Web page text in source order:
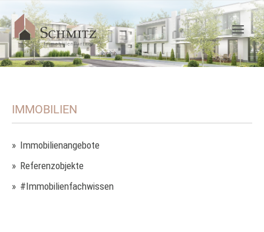
IMMOBILIEN
Immobilienangebote
Referenzobjekte
#Immobilienfachwissen